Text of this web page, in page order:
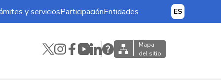
y serviciosParticipaciónEntidades ES
Mapa
del sitio